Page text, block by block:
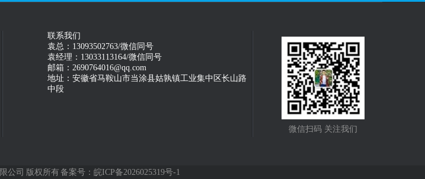
联系我们
袁总：13093502763/微信同号
袁经理：13033113164/微信同号
邮箱：2690764016@qq.com
地址：安徽省马鞍山市当涂县姑孰镇工业集中区长山路
中段
微信扫码 关注我们
公司 版权所有 备案号：皖ICP备2026025319号-1